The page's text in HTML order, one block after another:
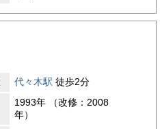
代々木駅 徒歩2分
1993年 （改修：2008
年）